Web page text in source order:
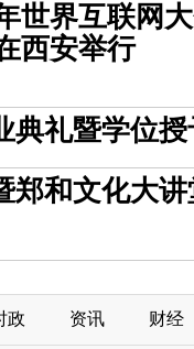
世界互联网
西安举行
典礼暨学位
郑和文化大
政 资讯 财经